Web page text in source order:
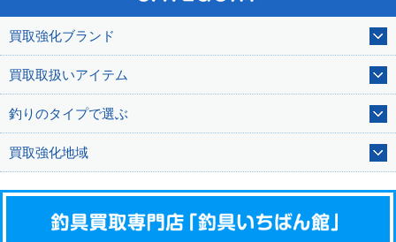
買取強化ブランド
買取取扱いアイテム
釣りのタイプで選ぶ
買取強化地域